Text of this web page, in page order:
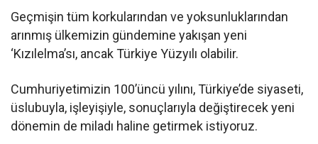
Geçmişin tüm korkularından ve yoksunluklarından
arınmış ülkemizin gündemine yakışan yeni
‘Kızılelma’sı, ancak Türkiye Yüzyılı olabilir.
Cumhuriyetimizin 100’üncü yılını, Türkiye’de siyaseti,
üslubuyla, işleyişiyle, sonuçlarıyla değiştirecek yeni
dönemin de miladı haline getirmek istiyoruz.